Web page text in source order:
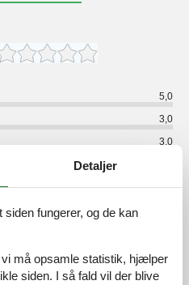
5,0
3,0
3,0
3,0
anmeldelser
Detaljer
fungerer, og de kan
må opsamle statistik, hjælper
siden. I så fald vil der blive